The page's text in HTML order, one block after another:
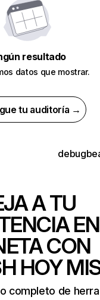
resultado
datos que mostrar.
tu auditoría →
A TU
CON
HOY
completo de